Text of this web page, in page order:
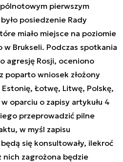
pierwszym
posiedzenie Rady
miało miejsce na poziomie
Brukseli. Podczas spotkania
agresję Rosji, oceniono
poparto wniosek złożony
Estonię, Łotwę, Litwę, Polskę,
oparciu o zapisy artykułu 4
przeprowadzić pilne
w myśl zapisu
się konsultowały, ilekroć
zagrożona będzie